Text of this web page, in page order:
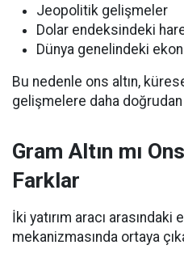
Jeopolitik gelişmeler
Dolar endeksindeki
Dünya genelindeki
Bu nedenle ons altın,
gelişmelere daha
Gram Altın mı
Farklar
İki yatırım aracı
mekanizmasında ortaya